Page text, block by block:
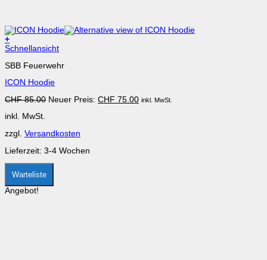
+
Dieses
weist
Varianten
Die
können
der
Produktseite
gewählt
werden
Schnellansicht
SBB Feuerwehr
ICON Hoodie
CHF85.00 Ursprünglicher
Neuer Preis: CHF 75.00Aktueller
inkl. MwSt.
inkl. MwSt.
zzgl. Versandkosten
Lieferzeit: 3-4 Wochen
Warteliste
Angebot!